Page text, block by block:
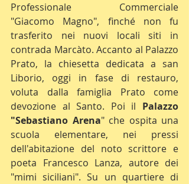
Professionale Commerciale
"Giacomo Magno", finché non fu
trasferito nei nuovi locali siti in
contrada Marcàto. Accanto al Palazzo
Prato, la chiesetta dedicata a san
Liborio, oggi in fase di restauro,
voluta dalla famiglia Prato come
devozione al Santo. Poi il Palazzo
"Sebastiano Arena" che ospita una
scuola elementare, nei pressi
dell'abitazione del noto scrittore e
poeta Francesco Lanza, autore dei
"mimi siciliani". Su un quartiere di